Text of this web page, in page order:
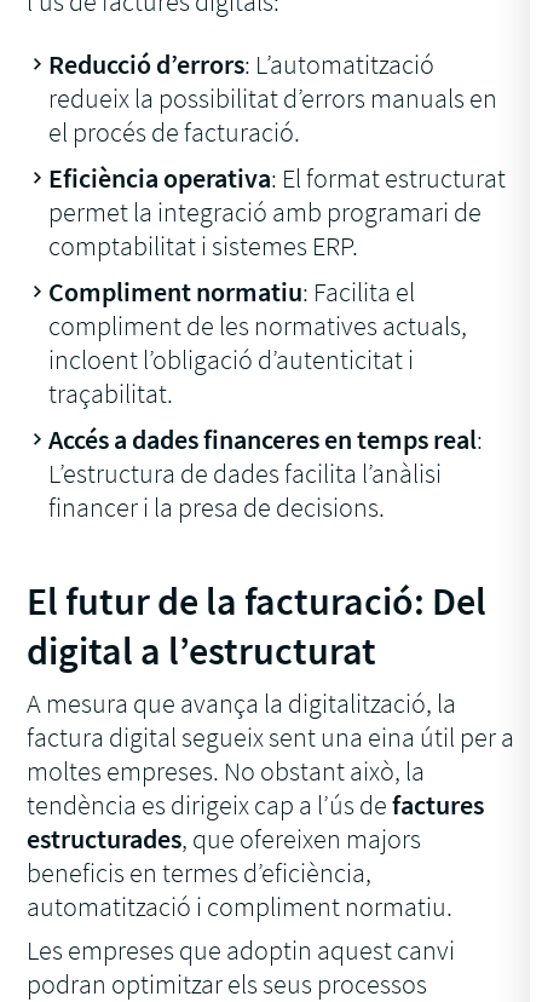
Reducció d’errors: L’automatització
redueix la possibilitat d’errors manuals en
el procés de facturació.
Eficiència operativa: El format estructurat
permet la integració amb programari de
comptabilitat i sistemes ERP.
Compliment normatiu: Facilita el
compliment de les normatives actuals,
incloent l’obligació d’autenticitat i
traçabilitat.
Accés a dades financeres en temps real:
L’estructura de dades facilita l’anàlisi
financer i la presa de decisions.
El futur de la facturació: Del
digital a l’estructurat
A mesura que avança la digitalització, la
factura digital segueix sent una eina útil per a
moltes empreses. No obstant això, la
tendència es dirigeix cap a l’ús defactures
estructurades, que ofereixen majors
beneficis en termes d’eficiència,
automatització i compliment normatiu.
Les empreses que adoptin aquest canvi
podran optimitzar els seus processos